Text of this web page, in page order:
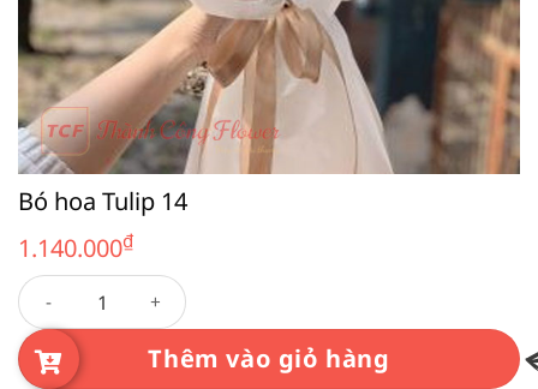
Bó hoa Tulip 14
1.140.000₫
Bó hoa Tulip 14 số lượng
Thêm vào giỏ hàng